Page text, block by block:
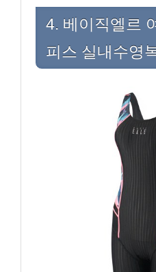
4. 베이직엘르
피스 실내수영